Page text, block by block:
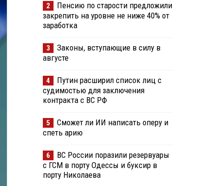
2
Пенсию по старости предложили
закрепить на уровне не ниже 40% от
заработка
3
Законы, вступающие в силу в
августе
4
Путин расширил список лиц с
судимостью для заключения
контракта с ВС РФ
5
Сможет ли ИИ написать оперу и
спеть арию
6
ВС России поразили резервуары
с ГСМ в порту Одессы и буксир в
порту Николаева